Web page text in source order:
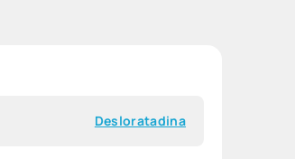
Desloratadina